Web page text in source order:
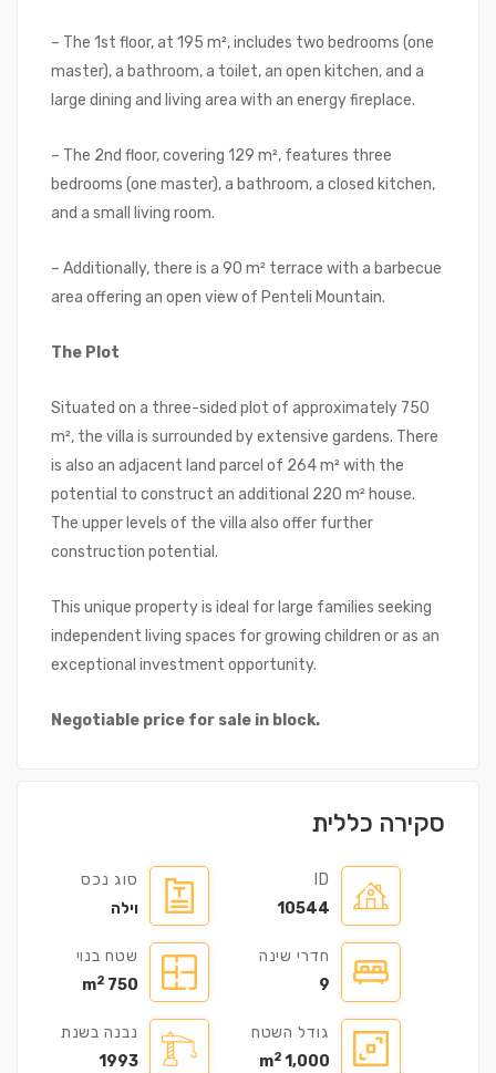
– The 1st floor, at 195 m², includes two bedrooms (one
master), a bathroom, a toilet, an open kitchen, and a
large dining and living area with an energy fireplace.
– The 2nd floor, covering 129 m², features three
bedrooms (one master), a bathroom, a closed kitchen,
and a small living room.
– Additionally, there is a 90 m² terrace with a barbecue
area offering an open view of Penteli Mountain.
The Plot
Situated on a three-sided plot of approximately 750
m², the villa is surrounded by extensive gardens. There
is also an adjacent land parcel of 264 m² with the
potential to construct an additional 220 m² house.
The upper levels of the villa also offer further
construction potential.
This unique property is ideal for large families seeking
independent living spaces for growing children or as an
exceptional investment opportunity.
Negotiable price for sale in block.
סקירה כללית
ID
10544
סוג נכס
וילה
חדרי שינה
9
שטח בנוי
750 m
2
גודל השטח
1,000 m
2
נבנה בשנת
1993